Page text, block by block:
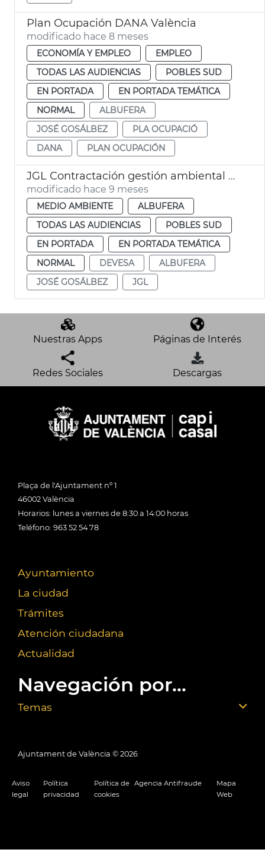
Plan Ocupación DANA València
modificado hace 8 meses
ECONOMÍA Y EMPLEO
EMPLEO
TODAS LAS AUDIENCIAS
POBLES SUD
EN PORTADA
EN PORTADA TEMÁTICA
NORMAL
ALBUFERA
JOSÉ GOSÁLBEZ
PLA OCUPACIÓ
DANA
PLAN OCUPACIÓN
JGL Contractación gestión ambiental Devesa-Albufera València
modificado hace 9 meses
MEDIO AMBIENTE
ALBUFERA
TODAS LAS AUDIENCIAS
POBLES SUD
EN PORTADA
EN PORTADA TEMÁTICA
NORMAL
DEVESA
ALBUFERA
JOSÉ GOSÁLBEZ
JGL
Nuestras Apps Páginas de Interés
Redes Sociales Descargas
Plaça de l'Ajuntament nº 1
46002 València
Horarios: lunes a viernes de 8:30 a 14:00 horas
Teléfono: 963 52 54 78
Ayuntamiento
La ciudad
Trámites
Atención ciudadana
Actualidad
Navegación por...
Temas
Ajuntament de València © 2026
Aviso
legal
Política
privacidad
Política de
cookies
Agencia Antifraude
Mapa
Web